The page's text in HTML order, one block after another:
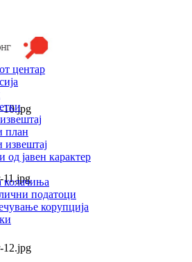
центар
план
јавен карактер
колачиња
податоци
корупција